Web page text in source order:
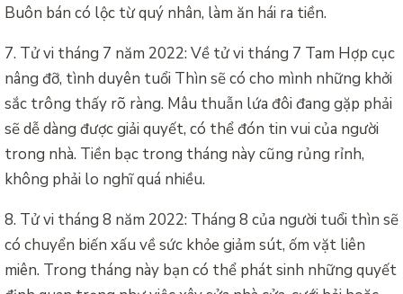
Buôn bán có lộc từ quý nhân, làm ăn hái ra tiền.
7. Tử vi tháng 7 năm 2022: Về tử vi tháng 7 Tam Hợp cục
nâng đỡ, tình duyên tuổi Thìn sẽ có cho mình những khởi
sắc trông thấy rõ ràng. Mâu thuẫn lứa đôi đang gặp phải
sẽ dễ dàng được giải quyết, có thể đón tin vui của người
trong nhà. Tiền bạc trong tháng này cũng rủng rỉnh,
không phải lo nghĩ quá nhiều.
8. Tử vi tháng 8 năm 2022: Tháng 8 của người tuổi thìn sẽ
có chuyển biến xấu về sức khỏe giảm sút, ốm vặt liên
miên. Trong tháng này bạn có thể phát sinh những quyết